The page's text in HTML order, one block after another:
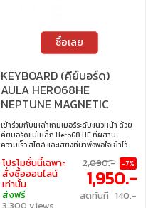
ซื้อเลย
KEYBOARD (คีย์บอร์ด)
AULA HERO68HE
NEPTUNE MAGNETIC
SWITCH RGB - GRADIENT
BLACK RED
เข้าร่วมกับเหล่าเกมเมอร์ระดับแนวหน้า ด้วย
คีย์บอร์ดแม่เหล็ก Hero68 HE ที่ผสาน
ความเร็ว สไตล์ และเสียงที่น่าพึงพอใจเข้าไว้
ด้วยกัน ไม่เพียงแค่มีค่าความหน่วงเพียง 0.125
มิลลิวินาที ซึ่งเร็วกว่าเกือบ 10 เท่าเมื่อเทียบ
กับคีย์บอร์ดแมคคานิคทั่วไป Hero68 HE ยัง
มาพร้อมแผ่นโลหะและโครงสร้างลดเสียง
รบกวนถึง 5 ชั้น ซึ่งหาได้ยากในคีย์บอร์ดแม่
เหล็กทั่วไป ยกระดับจากเสียง “แคร่ก” ที่น่า
โปรโมชั่นนี้เฉพาะ
สั่งซื้อออนไลน์
เท่านั้น
ส่งฟรี
2,090.- -7%
1,950.-
ลดทันที 140.-